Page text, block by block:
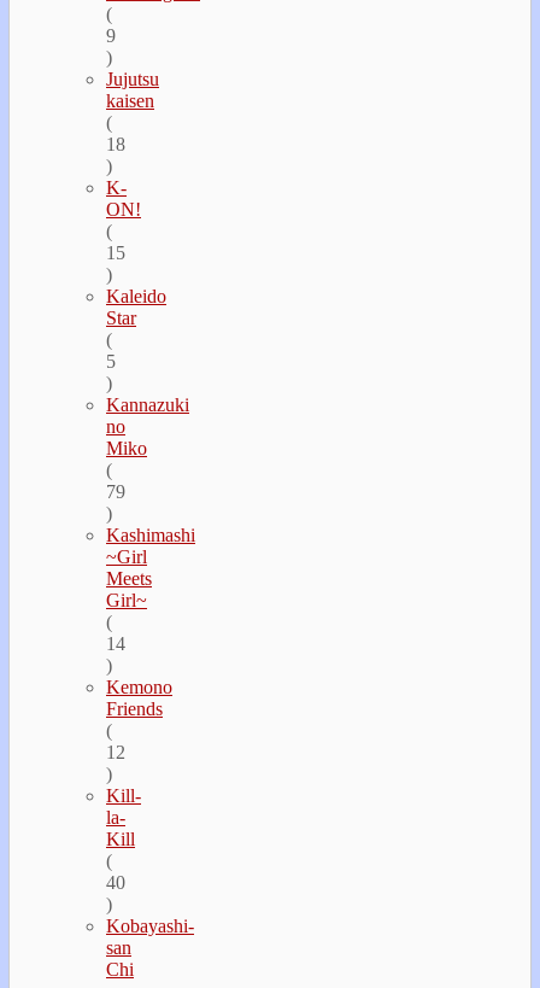
(
9
)
Jujutsu
kaisen
(
18
)
K-
ON!
(
15
)
Kaleido
Star
(
5
)
Kannazuki
no
Miko
(
79
)
Kashimashi
~Girl
Meets
Girl~
(
14
)
Kemono
Friends
(
12
)
Kill-
la-
Kill
(
40
)
Kobayashi-
san
Chi